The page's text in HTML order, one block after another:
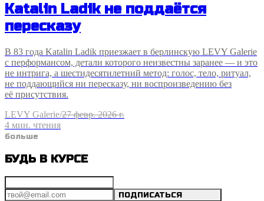
Katalin Ladik не поддаётся
пересказу
В 83 года Katalin Ladik приезжает в берлинскую LEVY Galerie
с перформансом, детали которого неизвестны заранее — и это
не интрига, а шестидесятилетний метод: голос, тело, ритуал,
не поддающийся ни пересказу, ни воспроизведению без
её присутствия.
LEVY Galerie/27 февр. 2026 г.
4 мин. чтения
больше
БУДЬ В КУРСЕ
ПОДПИСАТЬСЯ